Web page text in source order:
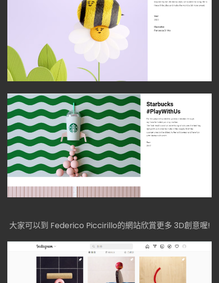
大家可以到 Federico Piccirillo的網站欣賞更多 3D創意喔!